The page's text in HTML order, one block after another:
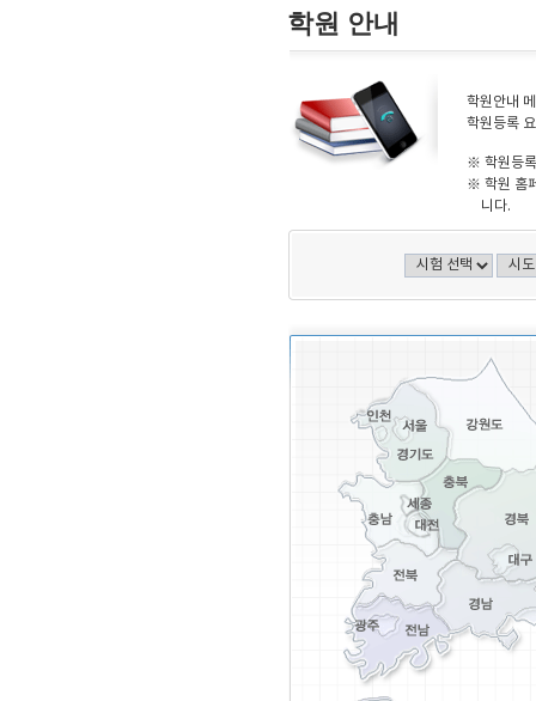
학원 안내
학원안내
학원등록
※ 학원등록
※ 학원 홈
니다.